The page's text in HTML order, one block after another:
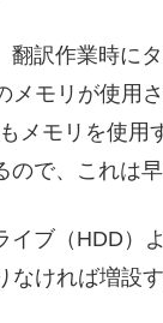
翻訳作業時に
モリが使用
メモリを使用
で、これは
ブ（HDD）
ければ増設